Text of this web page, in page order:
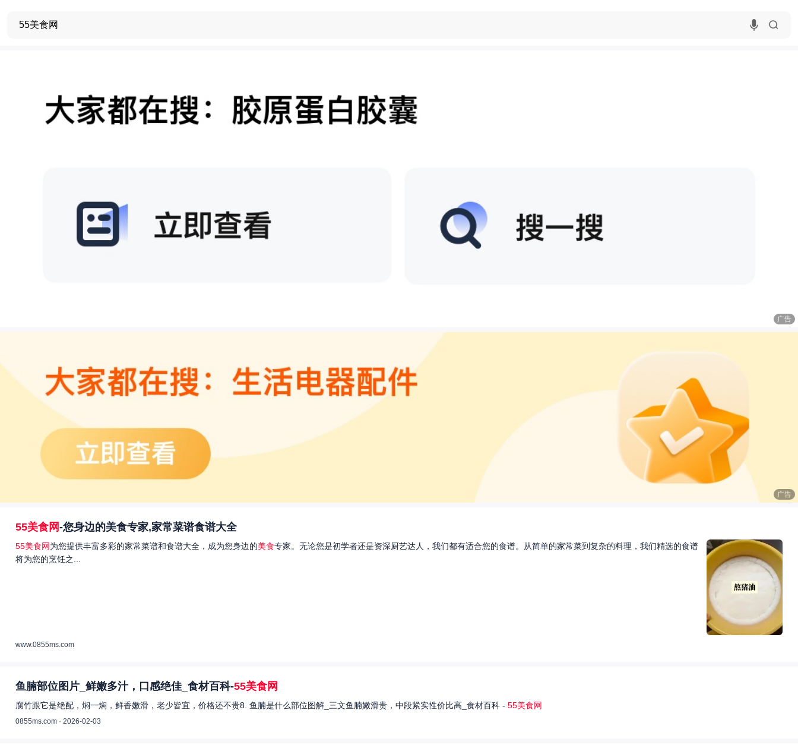
广告
广告
55美食网-您身边的美食专家,家常菜谱食谱大全
55美食网为您提供丰富多彩的家常菜谱和食谱大全，成为您身边的美食专家。无论您是初学者还是资深厨艺达人，我们都有适合您的食谱。从简单的家常菜到复杂的料理，我们精选的食谱
将为您的烹饪之...
www.0855ms.com
鱼腩部位图片_鲜嫩多汁，口感绝佳_食材百科-55美食网
腐竹跟它是绝配，焖一焖，鲜香嫩滑，老少皆宜，价格还不贵8. 鱼腩是什么部位图解_三文鱼腩嫩滑贵，中段紧实性价比高_食材百科 - 55美食网
0855ms.com · 2026-02-03